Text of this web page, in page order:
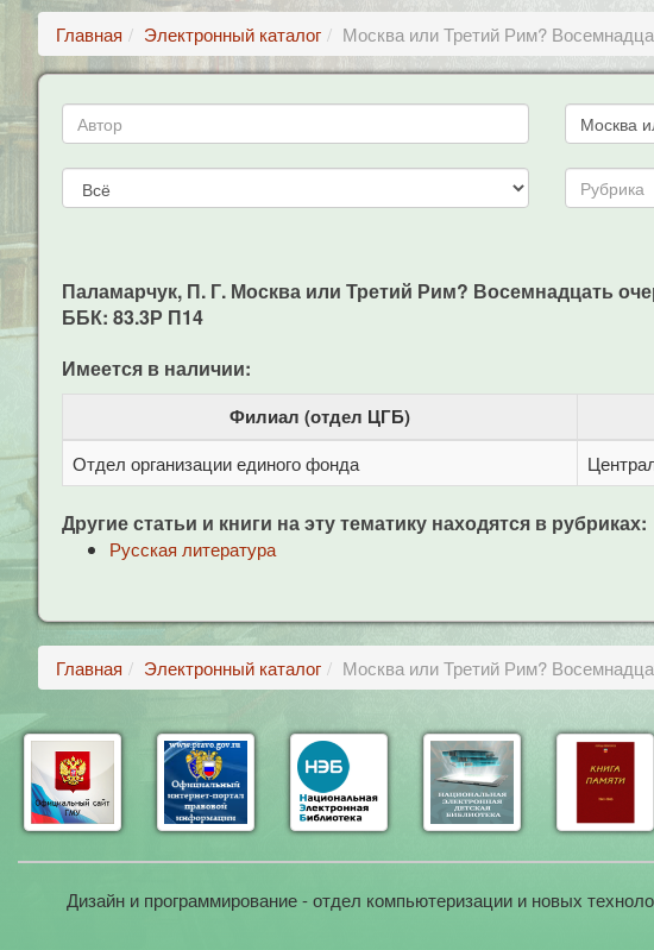
Главная Электронный каталог Москва или Третий Рим?
Паламарчук, П. Г. Москва или Третий Рим? Восемнадцать
ББК: 83.3Р П14
Имеется в наличии:
Филиал (отдел ЦГБ)
Отдел организации единого фонда
Другие статьи и книги на эту тематику находятся в рубриках:
Русская литература
Главная Электронный каталог Москва или Третий Рим?
Дизайн и программирование - отдел компьютеризации и новых